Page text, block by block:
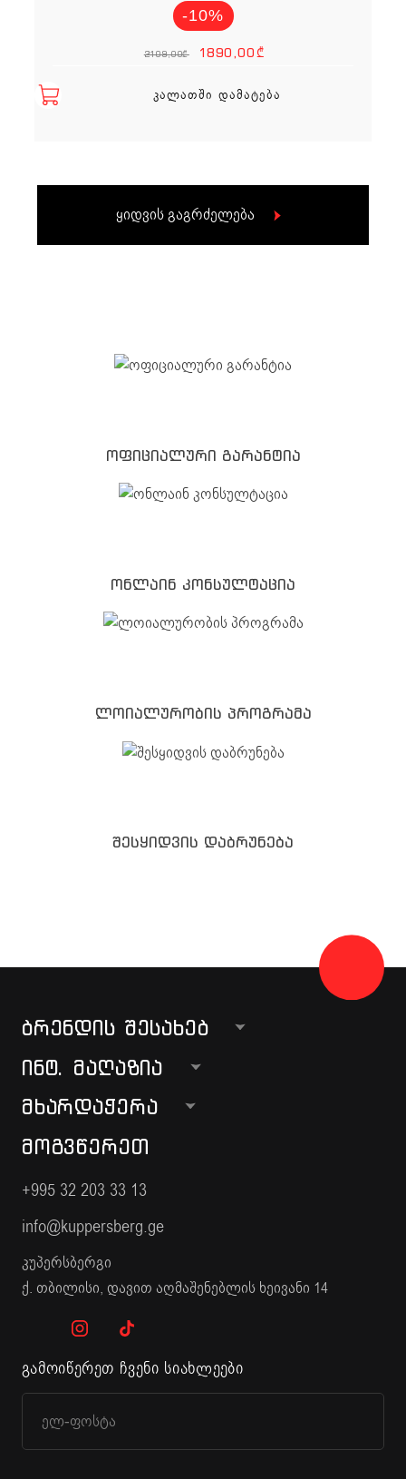
-10%
2109,00
₾ Original price
1890,00
₾Current
ᲙᲐᲚᲐᲗᲨᲘ ᲓᲐᲛᲐᲢᲔᲑᲐ
ყიდვის გაგრძელება
ოფიციალური გარანტია
ონლაინ კონსულტაცია
ლოიალურობის პროგრამა
შესყიდვის დაბრუნება
ᲑᲠᲔᲜᲓᲘᲡ ᲨᲔᲡᲐᲮᲔᲑ
ᲘᲜᲢ. ᲛᲐᲦᲐᲖᲘᲐ
ᲛᲮᲐᲠᲓᲐᲭᲔᲠᲐ
ᲛᲝᲒᲕᲬᲔᲠᲔᲗ
+995 32 203 33 13
info@kuppersberg.ge
კუპერსბერგი
ქ. თბილისი, დავით აღმაშენებლის ხეივანი 14
გამოიწერეთ ჩვენი სიახლეები